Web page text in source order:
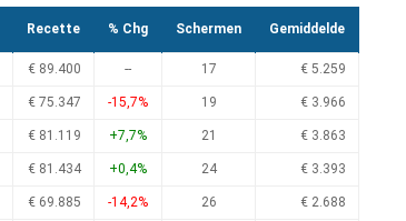
Recette % Chg Schermen Gemiddelde
€ 89.400 -- 17 € 5.259
€ 75.347 -15,7% 19 € 3.966
€ 81.119 +7,7% 21 € 3.863
€ 81.434 +0,4% 24 € 3.393
€ 69.885 -14,2% 26 € 2.688